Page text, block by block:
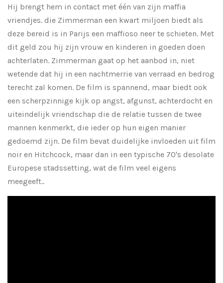
Hij brengt hem in contact met één van zijn maffia
vriendjes. die Zimmerman een kwart miljoen biedt als
deze bereid is in Parijs een maffioso neer te schieten. Met
dit geld zou hij zijn vrouw en kinderen in goeden doen
achterlaten. Zimmerman gaat op het aanbod in, niet
wetende dat hij in een nachtmerrie van verraad en bedrog
terecht zal komen. De film is spannend, maar biedt ook
een scherpzinnige kijk op angst, afgunst, achterdocht en
uiteindelijk vriendschap die de relatie tussen de twee
mannen kenmerkt, die ieder op hun eigen manier
gedoemd zijn. De film bevat duidelijke invloeden uit film
noir en Hitchcock, maar dan in een typische 70's desolate
Europese stadssetting, wat de film veel eigens
meegeeft..